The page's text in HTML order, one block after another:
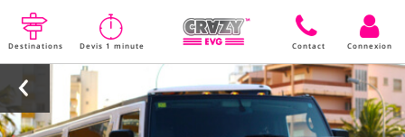
Destinations Devis 1 minute Contact Connexion